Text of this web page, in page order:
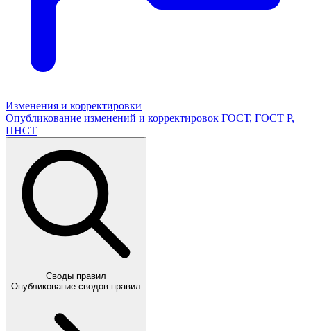
Изменения и корректировки
Опубликование изменений и корректировок ГОСТ, ГОСТ Р,
ПНСТ
Своды правил
Опубликование сводов правил